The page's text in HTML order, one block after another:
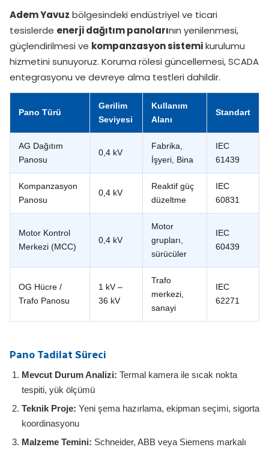
Adem Yavuz bölgesindeki endüstriyel ve ticari
tesislerde enerji dağıtım panolarının yenilenmesi,
güçlendirilmesi ve kompanzasyon sistemikurulumu
hizmetini sunuyoruz. Koruma rölesi güncellemesi, SCADA
entegrasyonu ve devreye alma testleri dahildir.
Pano Türü
Gerilim
Seviyesi
Kullanım
Alanı
Standart
AG Dağıtım
Panosu
0,4 kV
Fabrika,
İşyeri, Bina
IEC
61439
Kompanzasyon
Panosu
0,4 kV
Reaktif güç
düzeltme
IEC
60831
Motor Kontrol
Merkezi (MCC)
0,4 kV
Motor
grupları,
sürücüler
IEC
60439
OG Hücre /
Trafo Panosu
1 kV –
36 kV
Trafo
merkezi,
sanayi
IEC
62271
Pano Tadilat Süreci
Mevcut Durum Analizi: Termal kamera ile sıcak nokta
tespiti, yük ölçümü
Teknik Proje: Yeni şema hazırlama, ekipman seçimi, sigorta
koordinasyonu
Malzeme Temini: Schneider, ABB veya Siemens markalı